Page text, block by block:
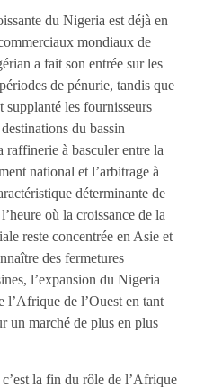
du Nigeria est déjà en
mondiaux de
a fait son entrée sur les
de pénurie, tandis que
supplanté les fournisseurs
du bassin
raffinerie à basculer entre la
national et l’arbitrage à
déterminante de
où la croissance de la
reste concentrée en Asie et
des fermetures
l’expansion du Nigeria
l’Afrique de l’Ouest en tant
un marché de plus en plus
la fin du rôle de l’Afrique